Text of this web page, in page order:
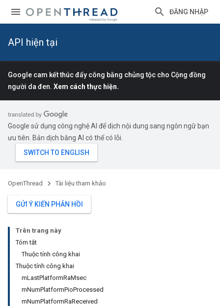
ĐĂNG NHẬP
API hiện tại
Google cam kết thúc đẩy công bằng chủng tộc cho Cộng đồng
người da đen. Xem cách thực hiện.
Google sử dụng công nghệ AI để dịch nội dung sang ngôn ngữ bạn
ưu tiên. Bản dịch bằng AI có thể có lỗi.
OpenThread Tài liệu tham khảo
GỬI Ý KIẾN PHẢN HỒI
Trên trang này
Tóm tắt
Thuộc tính công khai
Thuộc tính công khai
mLastPlatformRaMsec
mNumPlatformPioProcessed
mNumPlatformRaReceived